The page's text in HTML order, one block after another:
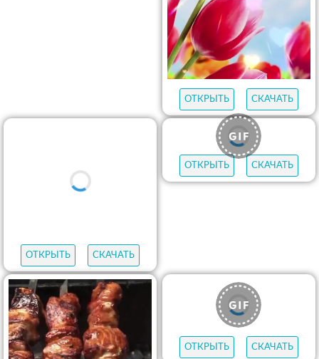
ОТКРЫТЬ СКАЧАТЬ
ОТКРЫТЬ СКАЧАТЬ
ОТКРЫТЬ СКАЧАТЬ